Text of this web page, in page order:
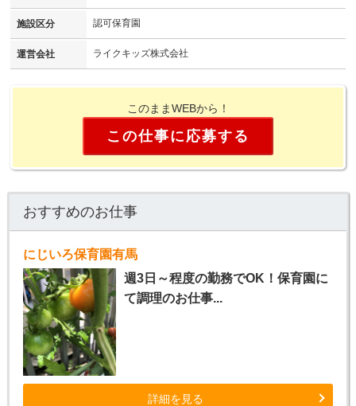
施設区分 認可保育園
運営会社 ライクキッズ株式会社
このままWEBから！
この仕事に応募する
おすすめのお仕事
にじいろ保育園有馬
週3日～程度の勤務でOK！保育園に
て調理のお仕事...
詳細を見る